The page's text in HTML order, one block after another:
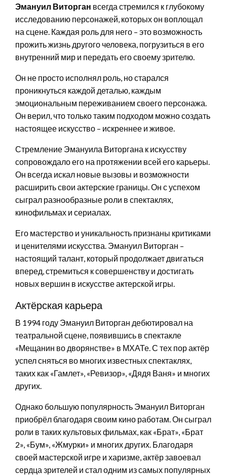
Эмануил Виторган всегда стремился к глубокому
исследованию персонажей, которых он воплощал
на сцене. Каждая роль для него – это возможность
прожить жизнь другого человека, погрузиться в его
внутренний мир и передать его своему зрителю.
Он не просто исполнял роль, но старался
проникнуться каждой деталью, каждым
эмоциональным переживанием своего персонажа.
Он верил, что только таким подходом можно создать
настоящее искусство – искреннее и живое.
Стремление Эмануила Виторгана к искусству
сопровождало его на протяжении всей его карьеры.
Он всегда искал новые вызовы и возможности
расширить свои актерские границы. Он с успехом
сыграл разнообразные роли в спектаклях,
кинофильмах и сериалах.
Его мастерство и уникальность признаны критиками
и ценителями искусства. Эмануил Виторган –
настоящий талант, который продолжает двигаться
вперед, стремиться к совершенству и достигать
новых вершин в искусстве актерской игры.
Актёрская карьера
В 1994 году Эмануил Виторган дебютировал на
театральной сцене, появившись в спектакле
«Мещанин во дворянстве» в МХАТе. С тех пор актёр
успел сняться во многих известных спектаклях,
таких как «Гамлет», «Ревизор», «Дядя Ваня» и многих
других.
Однако большую популярность Эмануил Виторган
приобрёл благодаря своим кино работам. Он сыграл
роли в таких культовых фильмах, как «Брат», «Брат
2», «Бум», «Жмурки» и многих других. Благодаря
своей мастерской игре и харизме, актёр завоевал
сердца зрителей и стал одним из самых популярных